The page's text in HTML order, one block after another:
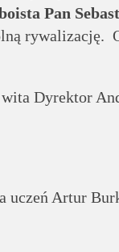
Pan
rywalizację.
Dyrektor
uczeń Artur